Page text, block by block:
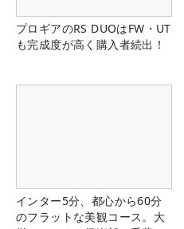
プロギアのRS DUOはFW・UT
も完成度が高く購入者続出！
インター5分、都心から60分
のフラットな美観コース。大